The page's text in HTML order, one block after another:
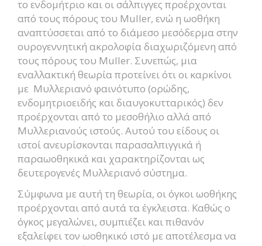
το ενδομήτριο και οι σάλπιγγες προέρχονται
από τους πόρους του Muller, ενώ η ωοθήκη
αναπτύσσεται από το διάμεσο μεσόδερμα στην
ουρογεννητική ακρολοφία διαχωριζόμενη από
τους πόρους του Muller. Συνεπώς, μια
εναλλακτική θεωρία προτείνει ότι οι καρκίνοι
με Mυλλεριανό φαινότυπο (ορώδης,
ενδομητριοειδής και διαυγοκυτταρικός) δεν
προέρχονται από το μεσοθήλιο αλλά από
Mυλλεριανούς ιστούς. Αυτού του είδους οι
ιστοί ανευρίσκονται παρασαλπιγγικά ή
παραωοθηκικά και χαρακτηρίζονται ως
δευτερογενές Μυλλεριανό σύστημα.
Σύμφωνα με αυτή τη θεωρία, οι όγκοι ωοθήκης
προέρχονται από αυτά τα έγκλειστα. Καθώς ο
όγκος μεγαλώνει, συμπιέζει και πιθανόν
εξαλείφει τον ωοθηκικό ιστό με αποτέλεσμα να